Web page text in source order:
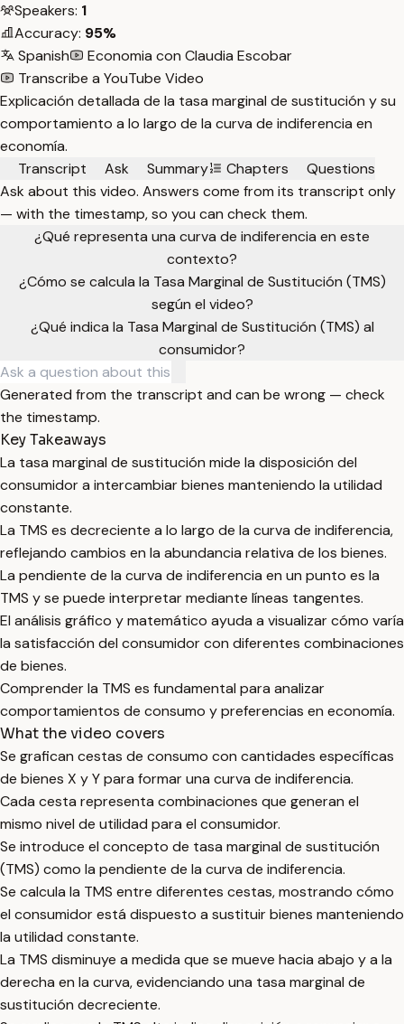
Speakers: 1
Accuracy: 95%
Spanish
Economia con Claudia Escobar
Transcribe a YouTube Video
Explicación detallada de la tasa marginal de sustitución y su
comportamiento a lo largo de la curva de indiferencia en
economía.
Transcript
Ask Summary Chapters
Questions
Ask about this video. Answers come from its transcript only
— with the timestamp, so you can check them.
¿Qué representa una curva de indiferencia en este
contexto?
¿Cómo se calcula la Tasa Marginal de Sustitución (TMS)
según el video?
¿Qué indica la Tasa Marginal de Sustitución (TMS) al
consumidor?
Generated from the transcript and can be wrong — check
the timestamp.
Key Takeaways
La tasa marginal de sustitución mide la disposición del
consumidor a intercambiar bienes manteniendo la utilidad
constante.
La TMS es decreciente a lo largo de la curva de indiferencia,
reflejando cambios en la abundancia relativa de los bienes.
La pendiente de la curva de indiferencia en un punto es la
TMS y se puede interpretar mediante líneas tangentes.
El análisis gráfico y matemático ayuda a visualizar cómo varía
la satisfacción del consumidor con diferentes combinaciones
de bienes.
Comprender la TMS es fundamental para analizar
comportamientos de consumo y preferencias en economía.
What the video covers
Se grafican cestas de consumo con cantidades específicas
de bienes X y Y para formar una curva de indiferencia.
Cada cesta representa combinaciones que generan el
mismo nivel de utilidad para el consumidor.
Se introduce el concepto de tasa marginal de sustitución
(TMS) como la pendiente de la curva de indiferencia.
Se calcula la TMS entre diferentes cestas, mostrando cómo
el consumidor está dispuesto a sustituir bienes manteniendo
la utilidad constante.
La TMS disminuye a medida que se mueve hacia abajo y a la
derecha en la curva, evidenciando una tasa marginal de
sustitución decreciente.